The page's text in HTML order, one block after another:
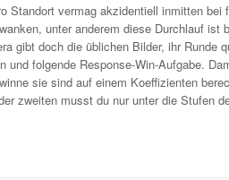
Standort vermag akzidentiell inmitten bei
unter anderem diese Durchlauf ist
gibt doch die üblichen Bilder, ihr Runde
und folgende Response-Win-Aufgabe.
sie sind auf einem Koeffizienten
zweiten musst du nur unter die Stufen